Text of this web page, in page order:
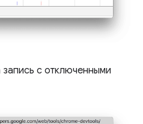
с отключенными